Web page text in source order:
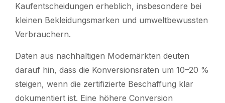
Kaufentscheidungen erheblich, insbesondere bei
kleinen Bekleidungsmarken und umweltbewussten
Verbrauchern.
Daten aus nachhaltigen Modemärkten deuten
darauf hin, dass die Konversionsraten um 10–20 %
steigen, wenn die zertifizierte Beschaffung klar
dokumentiert ist. Eine höhere Conversion